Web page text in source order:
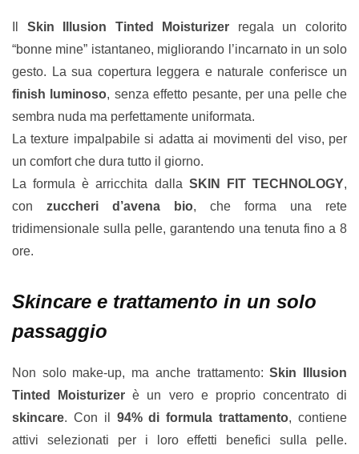
Skin Illusion Tinted Moisturizer regala un colorito
“bonne mine” istantaneo, migliorando l’incarnato in un solo
gesto. La sua copertura leggera e naturale conferisce un
finish luminoso, senza effetto pesante, per una pelle che
sembra nuda ma perfettamente uniformata.
La texture impalpabile si adatta ai movimenti del viso, per
un comfort che dura tutto il giorno.
La formula è arricchita dalla SKIN FIT TECHNOLOGY,
con zuccheri d’avena bio, che forma una rete
tridimensionale sulla pelle, garantendo una tenuta fino a 8
ore.
Skincare e trattamento in un solo
passaggio
Non solo make-up, ma anche trattamento:Skin Illusion
Tinted Moisturizer è un vero e proprio concentrato di
skincare. Con il 94% di formula trattamento, contiene
attivi selezionati per i loro effetti benefici sulla pelle.